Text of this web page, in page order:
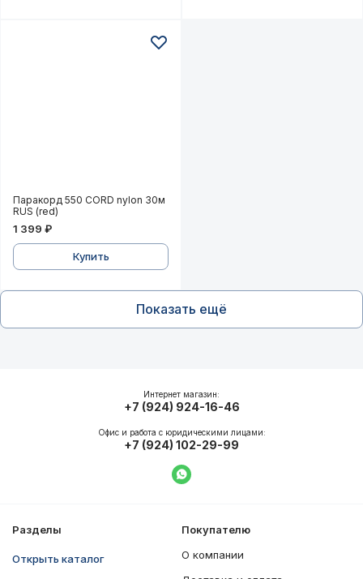
Паракорд 550 CORD nylon 30м RUS (red)
Паракорд 550 CORD nylon 30м
RUS (red)
1 399 ₽
Купить
Показать ещё
Разделы
Открыть каталог
Покупателю
О компании
Интернет магазин:
+7 (924) 924-16-46
Офис и работа с юридическими лицами:
+7 (924) 102-29-99
Написать в WhatsApp